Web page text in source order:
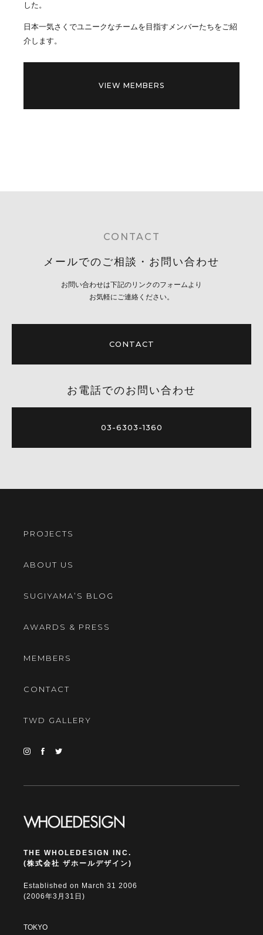
した。
日本一気さくでユニークなチームを目指すメンバーたちをご紹
介します。
VIEW MEMBERS
CONTACT
メールでのご相談・お問い合わせ
お問い合わせは下記のリンクのフォームより
お気軽にご連絡ください。
CONTACT
お電話でのお問い合わせ
03-6303-1360
PROJECTS
ABOUT US
SUGIYAMA’S BLOG
AWARDS & PRESS
MEMBERS
CONTACT
TWD GALLERY
THE WHOLEDESIGN INC.
(株式会社 ザホールデザイン)
Established on March 31 2006
(2006年3月31日)
TOKYO